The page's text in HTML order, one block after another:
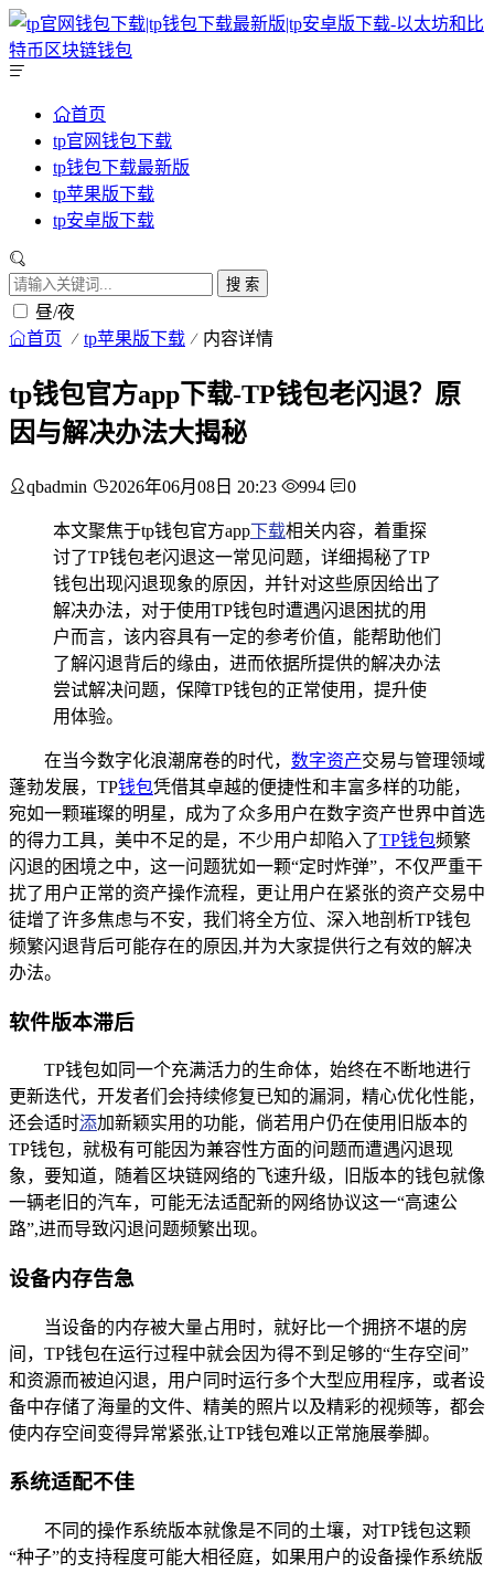
首页
tp官网钱包下载
tp钱包下载最新版
tp苹果版下载
tp安卓版下载
搜 索
昼/夜
首页 tp苹果版下载 内容详情
tp钱包官方app下载-TP钱包老闪退？原
因与解决办法大揭秘
qbadmin 2026年06月08日 20:23 994 0
本文聚焦于tp钱包官方app下载相关内容，着重探
讨了TP钱包老闪退这一常见问题，详细揭秘了TP
钱包出现闪退现象的原因，并针对这些原因给出了
解决办法，对于使用TP钱包时遭遇闪退困扰的用
户而言，该内容具有一定的参考价值，能帮助他们
了解闪退背后的缘由，进而依据所提供的解决办法
尝试解决问题，保障TP钱包的正常使用，提升使
用体验。
在当今数字化浪潮席卷的时代， 数字资产交易与管理领域
蓬勃发展，TP钱包凭借其卓越的便捷性和丰富多样的功能，
宛如一颗璀璨的明星，成为了众多用户在数字资产世界中首选
的得力工具，美中不足的是，不少用户却陷入了TP钱包频繁
闪退的困境之中，这一问题犹如一颗“定时炸弹”，不仅严重干
扰了用户正常的资产操作流程，更让用户在紧张的资产交易中
徒增了许多焦虑与不安，我们将全方位、深入地剖析TP钱包
频繁闪退背后可能存在的原因,并为大家提供行之有效的解决
办法。
软件版本滞后
TP钱包如同一个充满活力的生命体，始终在不断地进行
更新迭代，开发者们会持续修复已知的漏洞，精心优化性能，
还会适时添加新颖实用的功能，倘若用户仍在使用旧版本的
TP钱包，就极有可能因为兼容性方面的问题而遭遇闪退现
象，要知道，随着区块链网络的飞速升级，旧版本的钱包就像
一辆老旧的汽车，可能无法适配新的网络协议这一“高速公
路”,进而导致闪退问题频繁出现。
设备内存告急
当设备的内存被大量占用时，就好比一个拥挤不堪的房
间，TP钱包在运行过程中就会因为得不到足够的“生存空间”
和资源而被迫闪退，用户同时运行多个大型应用程序，或者设
备中存储了海量的文件、精美的照片以及精彩的视频等，都会
使内存空间变得异常紧张,让TP钱包难以正常施展拳脚。
系统适配不佳
不同的操作系统版本就像是不同的土壤，对TP钱包这颗
“种子”的支持程度可能大相径庭，如果用户的设备操作系统版